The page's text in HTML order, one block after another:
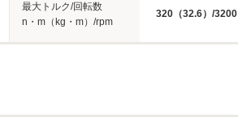
最大トルク/回転数
n・m（kg・m）/rpm
320（32.6）/3200